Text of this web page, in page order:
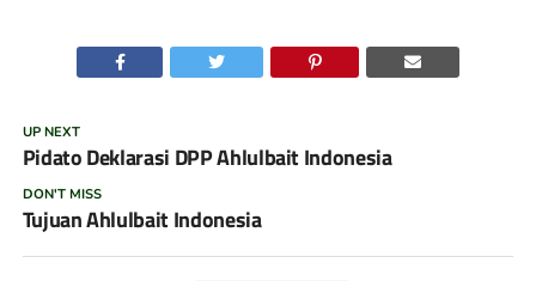
UP NEXT
Pidato Deklarasi DPP Ahlulbait Indonesia
DON'T MISS
Tujuan Ahlulbait Indonesia